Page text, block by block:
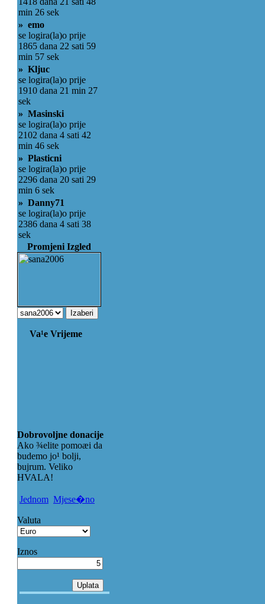
min 26 sek
» emo
se logira(la)o prije
1865 dana 22 sati 59
min 57 sek
» Kljuc
se logira(la)o prije
1910 dana 21 min 27
sek
» Masinski
se logira(la)o prije
2102 dana 4 sati 42
min 46 sek
» Plasticni
se logira(la)o prije
2296 dana 20 sati 29
min 6 sek
» Danny71
se logira(la)o prije
2386 dana 4 sati 38
sek
Promjeni Izgled
Va¹e Vrijeme
Dobrovoljne donacije
Ako ¾elite pomoæi da
budemo jo¹ bolji,
bujrum. Veliko
HVALA!
Jednom Mjese�no
Valuta
Iznos